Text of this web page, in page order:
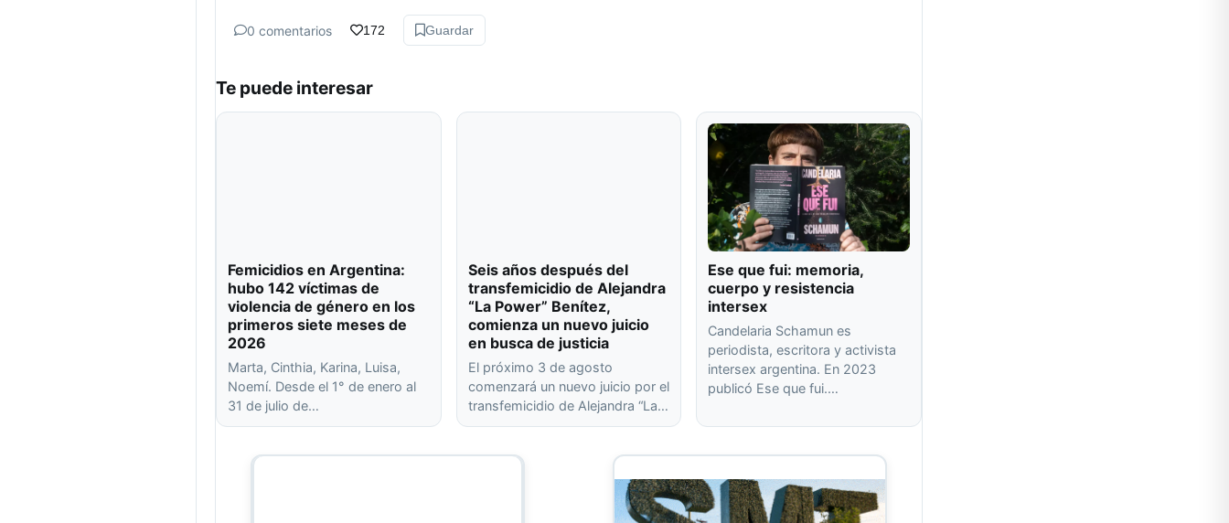
0 comentarios 172 Guardar
Te puede interesar
Femicidios en Argentina:
hubo 142 víctimas de
violencia de género en los
primeros siete meses de
2026
Marta, Cinthia, Karina, Luisa,
Noemí. Desde el 1° de enero al
31 de julio de…
Seis años después del
transfemicidio de Alejandra
“La Power” Benítez,
comienza un nuevo juicio
en busca de justicia
El próximo 3 de agosto
comenzará un nuevo juicio por el
transfemicidio de Alejandra “La…
Ese que fui: memoria,
cuerpo y resistencia
intersex
Candelaria Schamun es
periodista, escritora y activista
intersex argentina. En 2023
publicó Ese que fui.…